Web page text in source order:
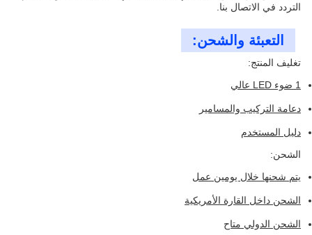
التردد في الاتصال بنا.
التعبئة والشحن:
تغليف المنتج:
1 ضوء LED عالي
دعامة التركيب والمسامير
دليل المستخدم
الشحن:
يتم شحنها خلال يومين عمل
الشحن داخل القارة الأمريكية
الشحن الدولي متاح